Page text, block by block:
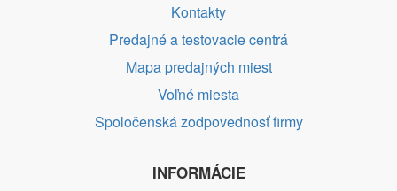
Kontakty
Predajné a testovacie centrá
Mapa predajných miest
Voľné miesta
Spoločenská zodpovednosť firmy
INFORMÁCIE